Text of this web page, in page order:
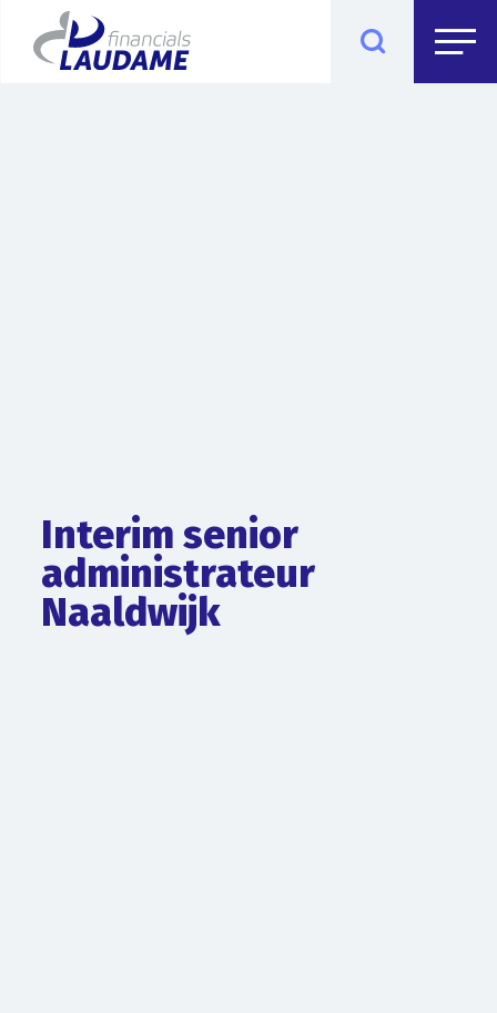
Interim senior
administrateur
Naaldwijk